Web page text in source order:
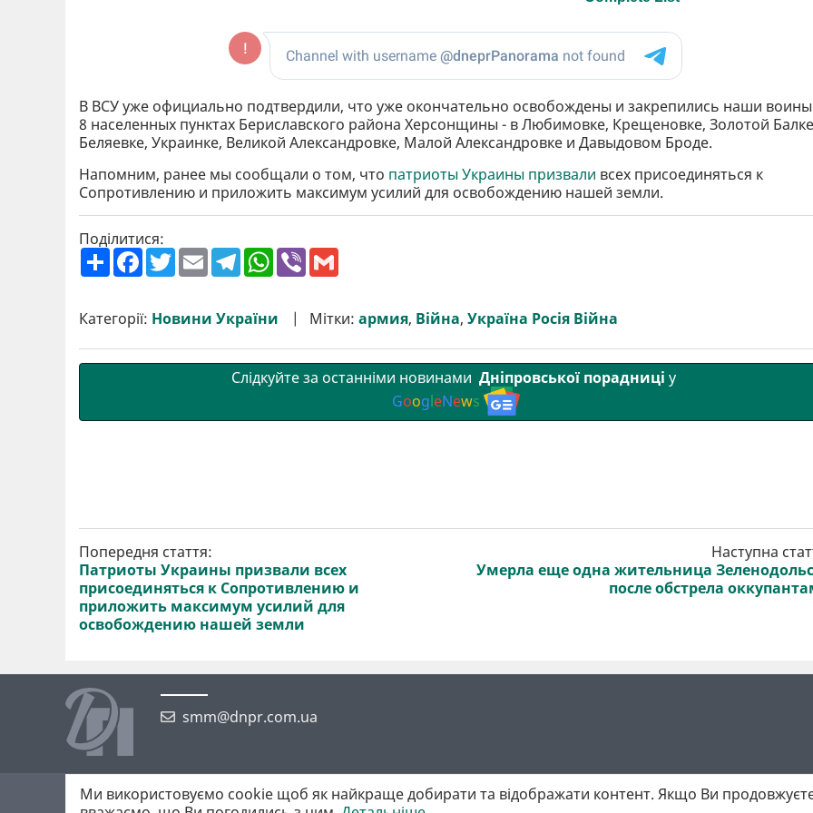
В ВСУ уже официально подтвердили, что уже окончательно освобождены и закрепились наши
8 населенных пунктах Бериславского района Херсонщины - в Любимовке, Крещеновке, Золотой
Беляевке, Украинке, Великой Александровке, Малой Александровке и Давыдовом Броде.
Напомним, ранее мы сообщали о том, что патриоты Украины призвали всех присоединяться к
Сопротивлению и приложить максимум усилий для освобождению нашей земли.
Поділитися:
П
о
р
и
F
a
b
o
T
w
t
e
E
m
l
T
e
g
r
W
h
s
A
V
r l
Категорії: Новини України Мітки: армия, Війна, Україна Росія Війна
Слідкуйте за останніми новинами Дніпровської порадниці у
GoogleNews
Попередня стаття:
Патриоты Украины призвали всех
присоединяться к Сопротивлению и
приложить максимум усилий для
освобождению нашей земли
Наступна
Умерла еще одна жительница
после обстрела
smm@dnpr.com.ua
©2026 https://dnpr.com.ua Дніпровська порадниця
Ми використовуємо cookie щоб як найкраще добирати та відображати контент. Якщо Ви